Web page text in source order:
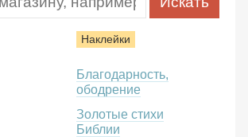
Наклейки
Благодарность,
ободрение
Золотые стихи
Библии